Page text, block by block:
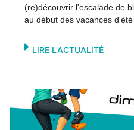
(re)découvrir l'escalade de
au début des vacances d'été
LIRE L'ACTUALITÉ